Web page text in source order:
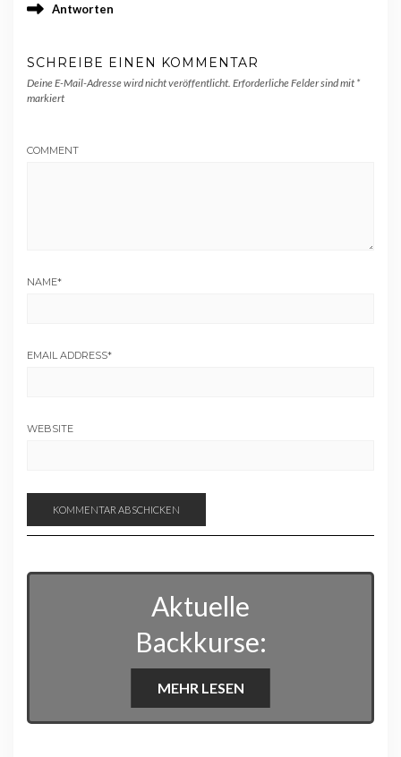
Antworten
SCHREIBE EINEN KOMMENTAR
Deine E-Mail-Adresse wird nicht veröffentlicht. Erforderliche Felder sind mit *
markiert
COMMENT
NAME*
EMAIL ADDRESS*
WEBSITE
Aktuelle
Backkurse:
MEHR LESEN